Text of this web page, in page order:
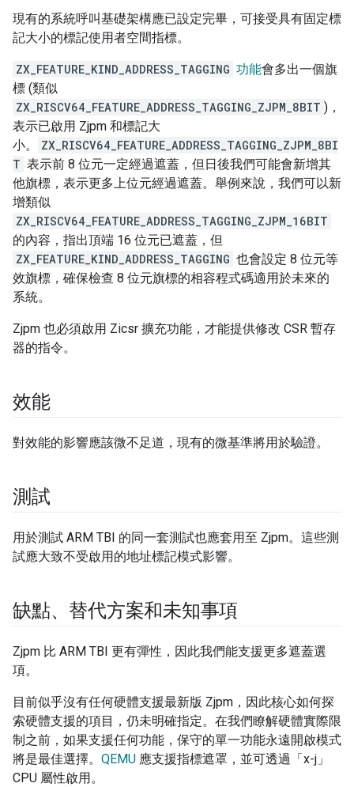
現有的系統呼叫基礎架構應已設定完畢，可接受具有固定標
記大小的標記使用者空間指標。
ZX_FEATURE_KIND_ADDRESS_TAGGING 功能會多出一個旗
標 (類似
ZX_RISCV64_FEATURE_ADDRESS_TAGGING_ZJPM_8BIT )，
表示已啟用 Zjpm 和標記大
小。
ZX_RISCV64_FEATURE_ADDRESS_TAGGING_ZJPM_8BI
T 表示前 8 位元一定經過遮蓋，但日後我們可能會新增其
他旗標，表示更多上位元經過遮蓋。舉例來說，我們可以新
增類似
ZX_RISCV64_FEATURE_ADDRESS_TAGGING_ZJPM_16BIT
的內容，指出頂端 16 位元已遮蓋，但
ZX_FEATURE_KIND_ADDRESS_TAGGING 也會設定 8 位元等
效旗標，確保檢查 8 位元旗標的相容程式碼適用於未來的
系統。
Zjpm 也必須啟用 Zicsr 擴充功能，才能提供修改 CSR 暫存
器的指令。
效能
對效能的影響應該微不足道，現有的微基準將用於驗證。
測試
用於測試 ARM TBI 的同一套測試也應套用至 Zjpm。這些測
試應大致不受啟用的地址標記模式影響。
缺點、替代方案和未知事項
Zjpm 比 ARM TBI 更有彈性，因此我們能支援更多遮蓋選
項。
目前似乎沒有任何硬體支援最新版 Zjpm，因此核心如何探
索硬體支援的項目，仍未明確指定。在我們瞭解硬體實際限
制之前，如果支援任何功能，保守的單一功能永遠開啟模式
將是最佳選擇。 QEMU 應支援指標遮罩，並可透過「x-j」
CPU 屬性啟用。